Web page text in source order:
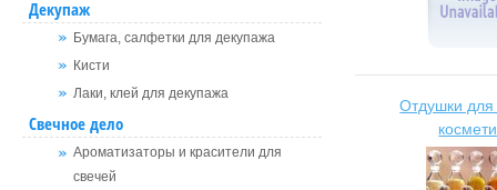
Декупаж
Бумага, салфетки для декупажа
Кисти
Лаки, клей для декупажа
Свечное дело
Ароматизаторы и красители для
свечей
Отдушки